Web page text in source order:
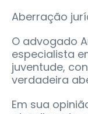
Aberração
O advogado
especialista
juventude,
verdadeira
Em sua